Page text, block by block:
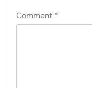
Comment *